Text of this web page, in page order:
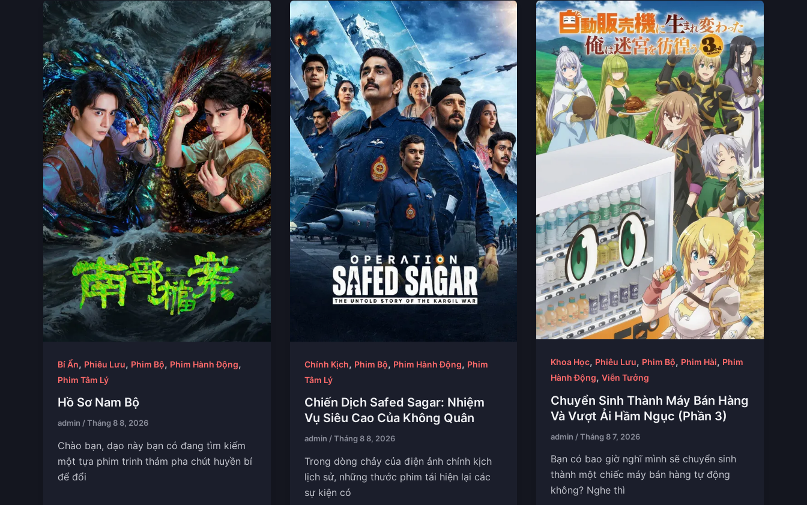
Bí Ẩn, Phiêu Lưu, Phim Bộ, Phim Hành Động,
Phim Tâm Lý
Hồ Sơ Nam Bộ
admin /Tháng 8 8, 2026
Chào bạn, dạo này bạn có đang tìm kiếm
một tựa phim trinh thám pha chút huyền bí
để đổi
Chính Kịch, Phim Bộ, Phim Hành Động, Phim
Tâm Lý
Chiến Dịch Safed Sagar: Nhiệm
Vụ Siêu Cao Của Không Quân
admin /Tháng 8 8, 2026
Trong dòng chảy của điện ảnh chính kịch
lịch sử, những thước phim tái hiện lại các
sự kiện có
Khoa Học, Phiêu Lưu, Phim Bộ, Phim Hài, Phim
Hành Động,Viễn Tưởng
Chuyển Sinh Thành Máy Bán Hàng
Và Vượt Ải Hầm Ngục (Phần 3)
admin /Tháng 8 7, 2026
Bạn có bao giờ nghĩ mình sẽ chuyển sinh
thành một chiếc máy bán hàng tự động
không? Nghe thì